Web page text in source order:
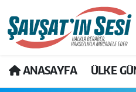
ANASAYFA ÜLKE
Artvin Nöbetçi
Artvin Hava Durumu